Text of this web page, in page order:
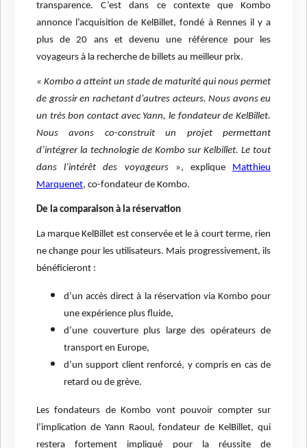
transparence. C’est dans ce contexte que Kombo
annonce l’acquisition de KelBillet, fondé à Rennes il y a
plus de 20 ans et devenu une référence pour les
voyageurs à la recherche de billets au meilleur prix.
« Kombo a atteint un stade de maturité qui nous permet
de grossir en rachetant d’autres acteurs. Nous avons eu
un très bon contact avec Yann, le fondateur de KelBillet.
Nous avons co-construit un projet permettant
d’intégrer la technologie de Kombo sur Kelbillet. Le tout
dans l’intérêt des voyageurs», explique Matthieu
Marquenet, co-fondateur de Kombo.
De la comparaison à la réservation
La marque KelBillet est conservée et le à court terme, rien
ne change pour les utilisateurs. Mais progressivement, ils
bénéficieront :
d’un accès direct à la réservation via Kombo pour
une expérience plus fluide,
d’une couverture plus large des opérateurs de
transport en Europe,
d’un support client renforcé, y compris en cas de
retard ou de grève.
Les fondateurs de Kombo vont pouvoir compter sur
l’implication de Yann Raoul, fondateur de KelBillet, qui
restera fortement impliqué pour la réussite de